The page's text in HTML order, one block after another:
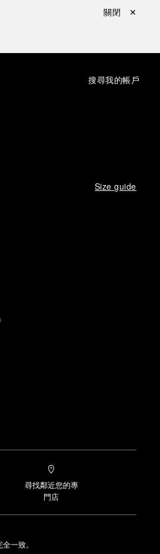
關閉 ✕
搜尋我的帳戶
Size guide
尋找鄰近您的專
門店
一致。